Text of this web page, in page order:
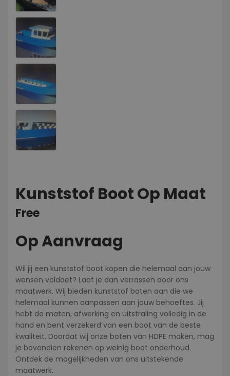
Kunststof Boot Op Maat
Free
Op Aanvraag
Wil jij een kunststof boot kopen die helemaal aan jouw
wensen voldoet? Laat je dan verrassen door ons
maatwerk. Wij bieden kunststof boten aan die we
helemaal kunnen aanpassen aan jouw behoeftes. Jij
hebt de maten, afwerking en uitstraling volledig in de
hand en bent verzekerd van een boot van de beste
kwaliteit. Doordat wij onze boten van HDPE maken, mag
je bovendien rekenen op weinig boot onderhoud.
Ontdek de mogelijkheden van ons uitstekende
maatwerk.